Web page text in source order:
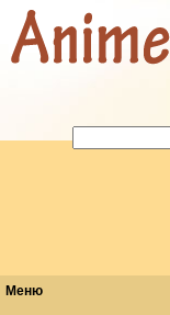
Меню